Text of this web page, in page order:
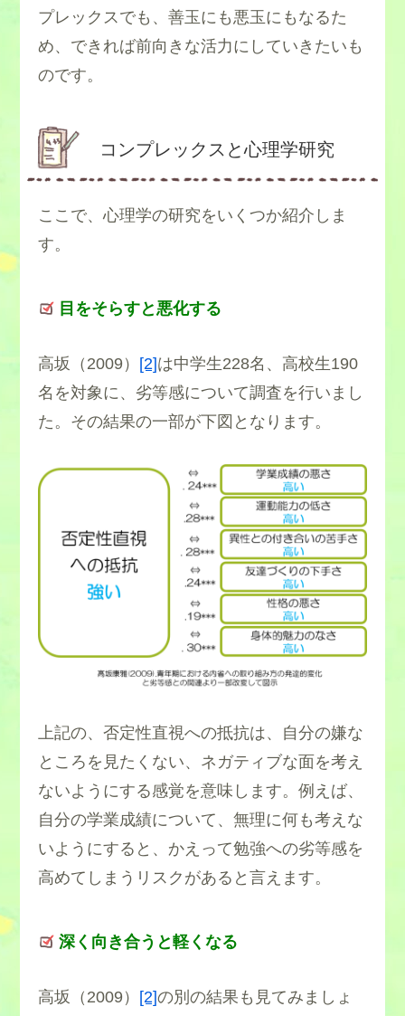
プレックスでも、善玉にも悪玉にもなるた
め、できれば前向きな活力にしていきたいも
のです。
コンプレックスと心理学研究
ここで、心理学の研究をいくつか紹介しま
す。
目をそらすと悪化する
高坂（2009） [2]は中学生228名、高校生190
名を対象に、劣等感について調査を行いまし
た。その結果の一部が下図となります。
上記の、否定性直視への抵抗は、自分の嫌な
ところを見たくない、ネガティブな面を考え
ないようにする感覚を意味します。例えば、
自分の学業成績について、無理に何も考えな
いようにすると、かえって勉強への劣等感を
高めてしまうリスクがあると言えます。
深く向き合うと軽くなる
高坂（2009） [2]の別の結果も見てみましょ